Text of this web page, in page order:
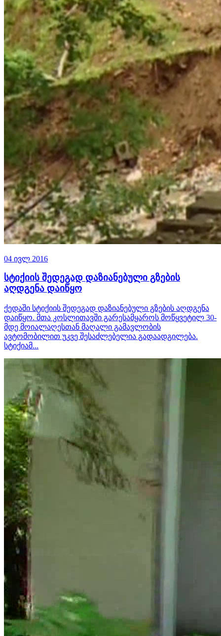
04 ივლ 2016
სტიქიის შედეგად დაზიანებული გზების
აღდგენა დაიწყო
ქედაში სტიქიის შედეგად დაზიანებული გზების აღდგენა
დაიწყო. მთა კოსლითავში გარესამყაროს მოწყვეტილ 30-
მდე მოიალაღესთან მაღალი გამავლობის
ავტომობილით უკვე შესაძლებელია გადაადგილება.
სტიქიამ...